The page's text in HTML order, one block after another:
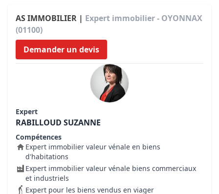
AS IMMOBILIER | Expert immobilier - OYONNAX
(01100)
Demander un devis
Expert
RABILLOUD SUZANNE
Compétences
Expert immobilier valeur vénale en biens
d'habitations
Expert immobilier valeur vénale biens commerciaux
et industriels
Expert pour les biens vendus en viager